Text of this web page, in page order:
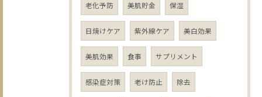
老化予防 美肌貯金 保湿
日焼けケア 紫外線ケア 美白効果
美肌効果 食事 サプリメント
感染症対策 老け防止 除去